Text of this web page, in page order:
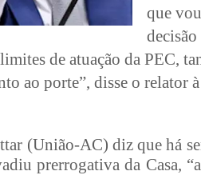
que
de atuação da PEC,
ao porte”, disse o relator
(União-AC) diz que há
prerrogativa da Casa,